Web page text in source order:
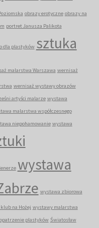
obrazy erotyczne obrazy na
portret Janusza Palikota
dla plastyków sztuka
malarstwa Warszawa wernisaż
wernisaż wystawy obrazów
artyści malarze wystawa
malarstwa współczesnego
niepohamowanie wystawa
wystawa
wystawa zbiorowa
na Hożej wystawy malarstwa
plastyków Światosław